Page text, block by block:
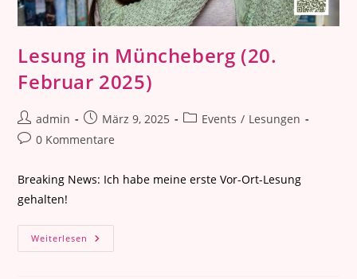
Lesung in Müncheberg (20.
Februar 2025)
Beitrags-
Autor:
admin
Beitrag
veröffentlicht:
März 9, 2025
Beitrags-
Events / Lesungen
Beitrags-
0 Kommentare
Breaking News: Ich habe meine erste Vor-Ort-Lesung
gehalten!
Weiterlesen Lesung
In